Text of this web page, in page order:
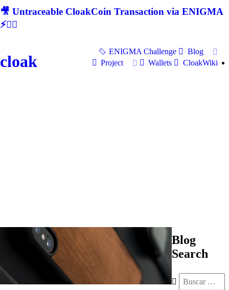
🎥 Untraceable CloakCoin Transaction via ENIGMA
⚡🕵‍♂
cloak
ENIGMA Challenge
Blog
Project
Wallets CloakWiki
Blog
Search